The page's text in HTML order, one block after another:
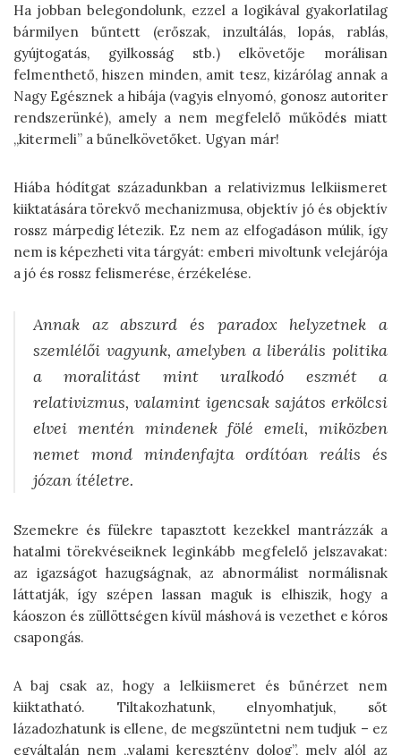
Ha jobban belegondolunk, ezzel a logikával gyakorlatilag
bármilyen bűntett (erőszak, inzultálás, lopás, rablás,
gyújtogatás, gyilkosság stb.) elkövetője morálisan
felmenthető, hiszen minden, amit tesz, kizárólag annak a
Nagy Egésznek a hibája (vagyis elnyomó, gonosz autoriter
rendszerünké), amely a nem megfelelő működés miatt
„kitermeli” a bűnelkövetőket. Ugyan már!
Hiába hódítgat századunkban a relativizmus lelkiismeret
kiiktatására törekvő mechanizmusa, objektív jó és objektív
rossz márpedig létezik. Ez nem az elfogadáson múlik, így
nem is képezheti vita tárgyát: emberi mivoltunk velejárója
a jó és rossz felismerése, érzékelése.
Annak az abszurd és paradox helyzetnek a
szemlélői vagyunk, amelyben a liberális politika
a moralitást mint uralkodó eszmét a
relativizmus, valamint igencsak sajátos erkölcsi
elvei mentén mindenek fölé emeli, miközben
nemet mond mindenfajta ordítóan reális és
józan ítéletre.
Szemekre és fülekre tapasztott kezekkel mantrázzák a
hatalmi törekvéseiknek leginkább megfelelő jelszavakat:
az igazságot hazugságnak, az abnormálist normálisnak
láttatják, így szépen lassan maguk is elhiszik, hogy a
káoszon és züllöttségen kívül máshová is vezethet e kóros
csapongás.
A baj csak az, hogy a lelkiismeret és bűnérzet nem
kiiktatható. Tiltakozhatunk, elnyomhatjuk, sőt
lázadozhatunk is ellene, de megszüntetni nem tudjuk – ez
egyáltalán nem „valami keresztény dolog”, mely alól az